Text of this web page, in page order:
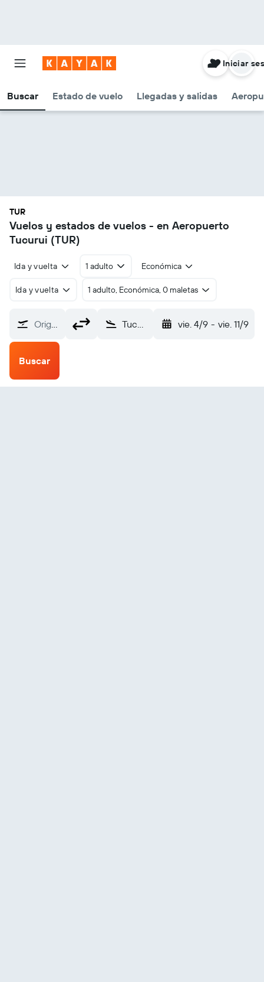
Buscar Estado de vuelo Llegadas y salidas
Iniciar
TUR
Vuelos y estados de vuelos - en Aeropuerto
Tucurui (TUR)
Ida y vuelta 1 adulto Económica
Ida y vuelta 1 adulto, Económica, 0 maletas
Origen Tucurui (TUR) vie. 4/9 - vie. 11/9
Buscar